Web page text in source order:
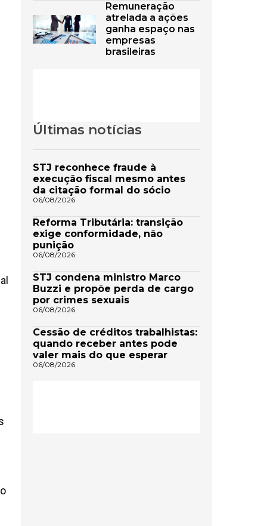
Remuneração
atrelada a ações
ganha espaço nas
empresas
brasileiras
Últimas notícias
STJ reconhece fraude à
execução fiscal mesmo antes
da citação formal do sócio
06/08/2026
Reforma Tributária: transição
exige conformidade, não
punição
06/08/2026
STJ condena ministro Marco
Buzzi e propõe perda de cargo
por crimes sexuais
06/08/2026
Cessão de créditos trabalhistas:
quando receber antes pode
valer mais do que esperar
06/08/2026